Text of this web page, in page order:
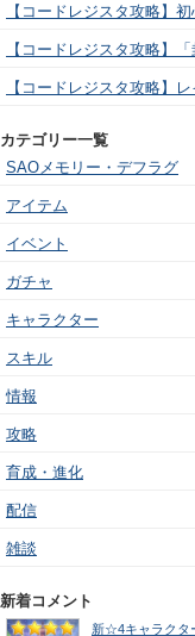
【コードレジスタ攻略】
【コードレジスタ攻略】
【コードレジスタ攻略】
カテゴリー一覧
SAOメモリー・デフラグ
アイテム
イベント
ガチャ
キャラクター
スキル
情報
攻略
育成・進化
配信
雑談
新着コメント
新☆4キャラクタ